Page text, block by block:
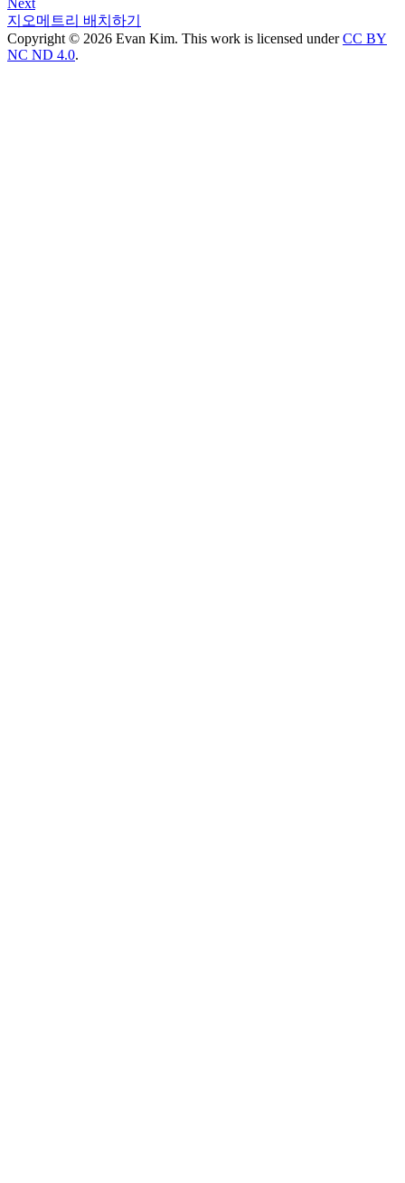
Next
지오메트리 배치하기
Copyright © 2026 Evan Kim. This work is licensed underCC BY
NC ND 4.0.